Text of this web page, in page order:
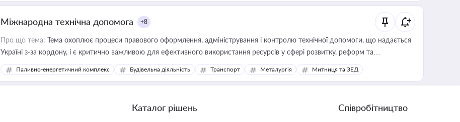
Міжнародна технічна допомога +8
Про що тема: Тема охоплює процеси правового оформлення, адміністрування і контролю технічної допомоги, що надається
Україні з-за кордону, і є критично важливою для ефективного використання ресурсів у сфері розвитку, реформ та
інфраструктурних проєктів
Паливно-енергетичний комплекс Будівельна діяльність Транспорт Металургія Митниця та ЗЕД
Каталог рішень Співробітництво